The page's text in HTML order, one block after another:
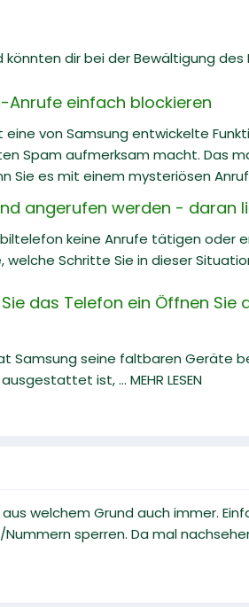
dir bei der Bewältigung des
Anrufe einfach blockieren
von Samsung entwickelte
Spam aufmerksam macht. Das
Sie es mit einem mysteriösen
angerufen werden - daran
keine Anrufe tätigen oder
welche Schritte Sie in dieser
das Telefon ein Öffnen
Samsung seine faltbaren Geräte
ist, ... MEHR LESEN
welchem Grund auch immer.
sperren. Da mal